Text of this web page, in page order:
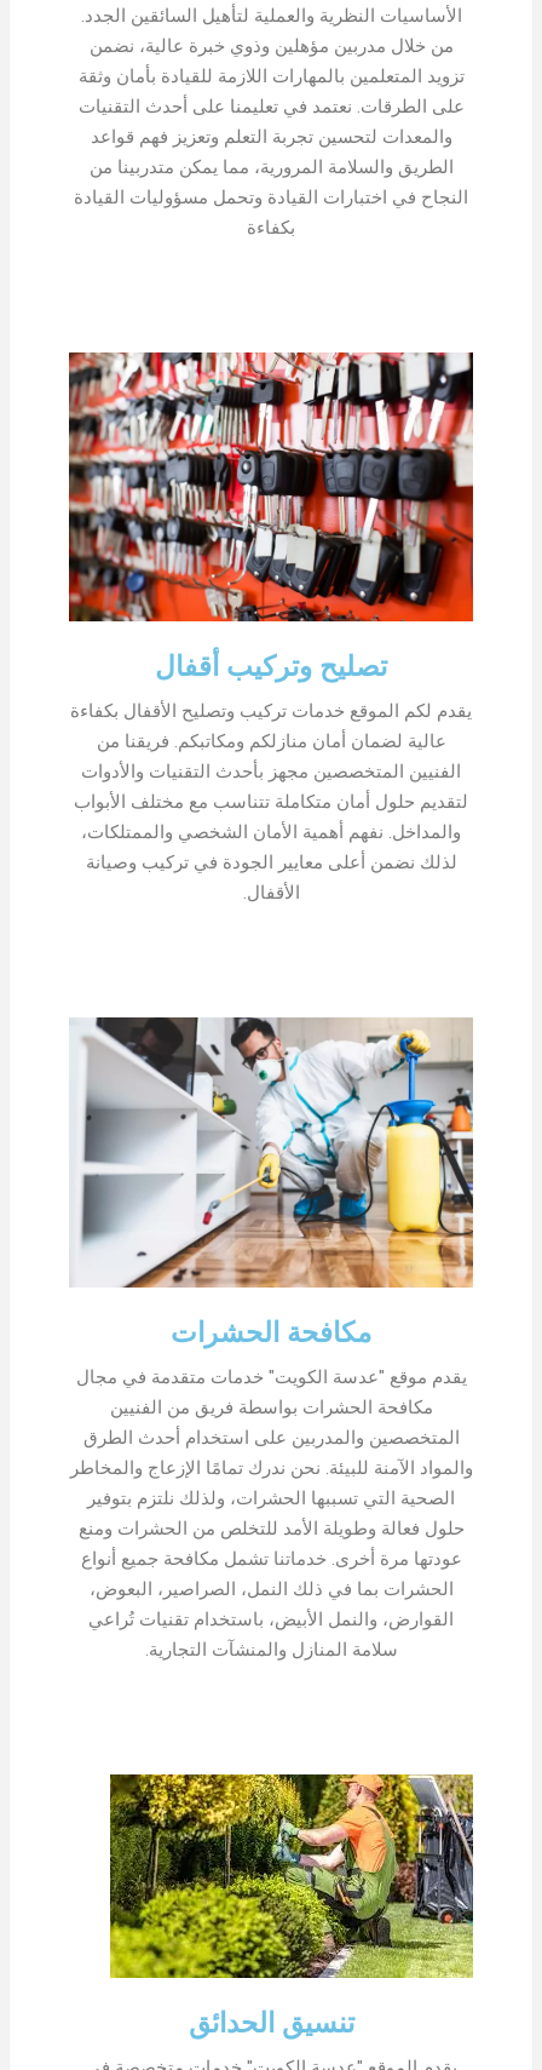
الأساسيات النظرية والعملية لتأهيل السائقين الجدد.
من خلال مدربين مؤهلين وذوي خبرة عالية، نضمن
تزويد المتعلمين بالمهارات اللازمة للقيادة بأمان وثقة
على الطرقات. نعتمد في تعليمنا على أحدث التقنيات
والمعدات لتحسين تجربة التعلم وتعزيز فهم قواعد
الطريق والسلامة المرورية، مما يمكن متدربينا من
النجاح في اختبارات القيادة وتحمل مسؤوليات القيادة
بكفاءة
تصليح وتركيب أقفال
يقدم لكم الموقع خدمات تركيب وتصليح الأقفال بكفاءة
عالية لضمان أمان منازلكم ومكاتبكم. فريقنا من
الفنيين المتخصصين مجهز بأحدث التقنيات والأدوات
لتقديم حلول أمان متكاملة تتناسب مع مختلف الأبواب
والمداخل. نفهم أهمية الأمان الشخصي والممتلكات،
لذلك نضمن أعلى معايير الجودة في تركيب وصيانة
الأقفال.
مكافحة الحشرات
يقدم موقع "عدسة الكويت" خدمات متقدمة في مجال
مكافحة الحشرات بواسطة فريق من الفنيين
المتخصصين والمدربين على استخدام أحدث الطرق
والمواد الآمنة للبيئة. نحن ندرك تمامًا الإزعاج والمخاطر
الصحية التي تسببها الحشرات، ولذلك نلتزم بتوفير
حلول فعالة وطويلة الأمد للتخلص من الحشرات ومنع
عودتها مرة أخرى. خدماتنا تشمل مكافحة جميع أنواع
الحشرات بما في ذلك النمل، الصراصير، البعوض،
القوارض، والنمل الأبيض، باستخدام تقنيات تُراعي
سلامة المنازل والمنشآت التجارية.
تنسيق الحدائق